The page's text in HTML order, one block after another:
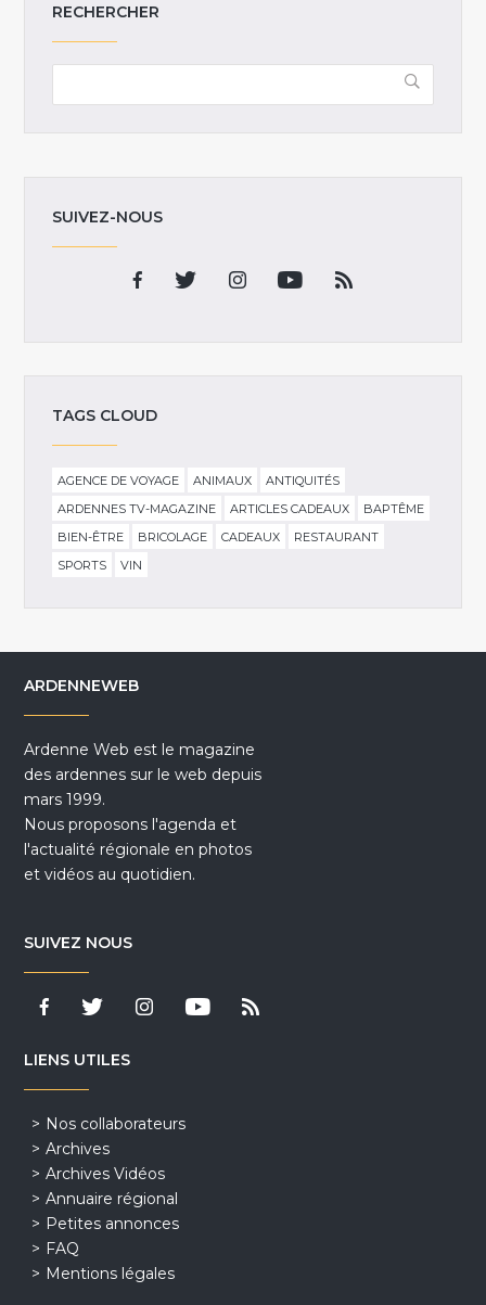
RECHERCHER
SUIVEZ-NOUS
TAGS CLOUD
AGENCE DE VOYAGE ANIMAUX
ANTIQUITÉS
ARDENNES TV-MAGAZINE
ARTICLES CADEAUX
BAPTÊME
BIEN-ÊTRE
BRICOLAGE CADEAUX
RESTAURANT
SPORTS
VIN
ARDENNEWEB
Ardenne Web est le magazine
des ardennes sur le web depuis
mars 1999.
Nous proposons l'agenda et
l'actualité régionale en photos
et vidéos au quotidien.
SUIVEZ NOUS
LIENS UTILES
Nos collaborateurs
Archives
Archives Vidéos
Annuaire régional
Petites annonces
FAQ
Mentions légales